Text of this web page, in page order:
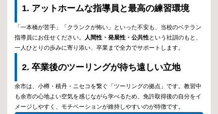
1. アットホームな指導員と最高の練習環境
「一本橋が苦手」「クランクが怖い」といった不安も、当校のベテラン
指導員にお任せください。 人間性・発展性・公共性という社訓のもと、
一人ひとりの歩みに寄り添い、卒業まで全力でサポートします。
2. 卒業後のツーリングが待ち遠しい立地
余市は、小樽・積丹・ニセコを繋ぐ「ツーリングの拠点」です。教習中
も余市の心地よい空気を感じながら学べるため、免許取得後の自分をイ
メージしやすく、モチベーションが維持しやすいのが特徴です。